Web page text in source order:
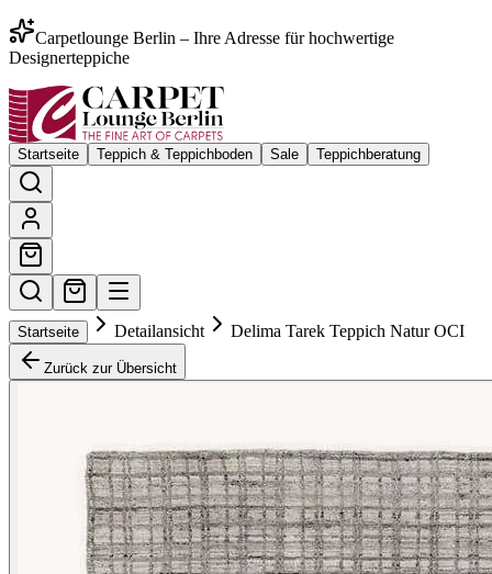
Carpetlounge Berlin – Ihre Adresse für hochwertige
Designerteppiche
Startseite Teppich & Teppichboden Sale Teppichberatung
Startseite Detailansicht Delima Tarek Teppich Natur OCI
Zurück zur Übersicht